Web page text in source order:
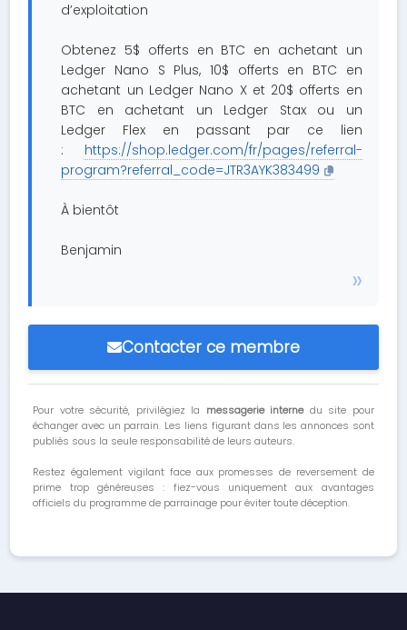
d’exploitation
Obtenez 5$ offerts en BTC en achetant un
Ledger Nano S Plus, 10$ offerts en BTC en
achetant un Ledger Nano X et 20$ offerts en
BTC en achetant un Ledger Stax ou un
Ledger Flex en passant par ce lien
:
https://shop.ledger.com/fr/pages/referral-
program?referral_code=JTR3AYK383499
À bientôt
Benjamin
Contacter ce membre
Pour votre sécurité, privilégiez la messagerie internedu site pour
échanger avec un parrain. Les liens figurant dans les annonces sont
publiés sous la seule responsabilité de leurs auteurs.
Restez également vigilant face aux promesses de reversement de
prime trop généreuses : fiez-vous uniquement aux avantages
officiels du programme de parrainage pour éviter toute déception.